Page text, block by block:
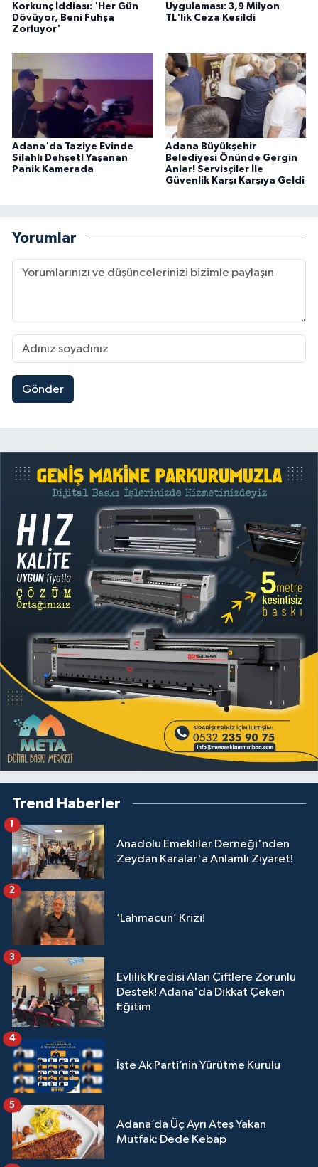
Korkunç İddiası: 'Her Gün
Dövüyor, Beni Fuhşa
Zorluyor'
Uygulaması: 3,9 Milyon
TL'lik Ceza Kesildi
Adana'da Taziye Evinde
Silahlı Dehşet! Yaşanan
Panik Kamerada
Adana Büyükşehir
Belediyesi Önünde Gergin
Anlar! Servisçiler İle
Güvenlik Karşı Karşıya Geldi
Yorumlar
Gönder
Trend Haberler
Anadolu Emekliler Derneği'nden
Zeydan Karalar'a Anlamlı Ziyaret!
1
‘Lahmacun’ Krizi!
2
Evlilik Kredisi Alan Çiftlere Zorunlu
Destek! Adana'da Dikkat Çeken
Eğitim
3
İşte Ak Parti’nin Yürütme Kurulu
4
Adana’da Üç Ayrı Ateş Yakan
Mutfak: Dede Kebap
5